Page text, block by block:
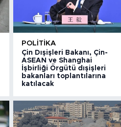
POLITIKA
Çin Dışişleri Bakanı, Çin-
ASEAN ve Shanghai
İşbirliği Örgütü dışişleri
bakanları toplantılarına
katılacak